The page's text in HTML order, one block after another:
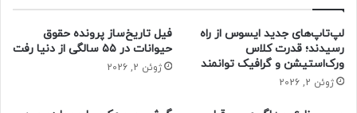
سه‌شنبه ۸ خرداد ۱۴۰۳ - ۱۷:۳۰
لپ‌تاپ‌های جدید ایسوس از راه
رسیدند؛ قدرت کلاس
ورک‌استیشن و گرافیک توانمند
ژوئن 2, 2026
فیل تاریخ‌ساز پرونده حقوق
حیوانات در ۵۵ سالگی از دنیا رفت
ژوئن 2, 2026